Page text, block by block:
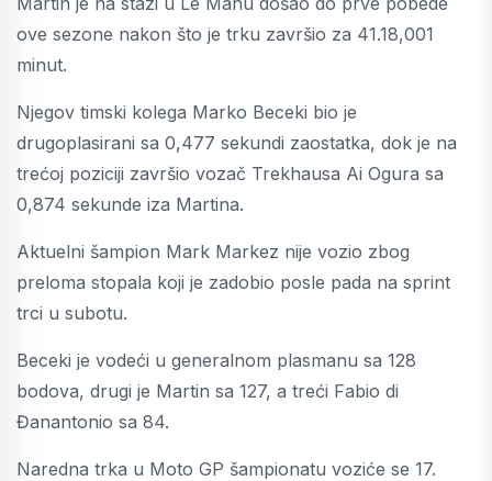
ove sezone nakon što je trku završio za 41.18,001
minut.
Njegov timski kolega Marko Beceki bio je
drugoplasirani sa 0,477 sekundi zaostatka, dok je na
trećoj poziciji završio vozač Trekhausa Ai Ogura sa
0,874 sekunde iza Martina.
Aktuelni šampion Mark Markez nije vozio zbog
preloma stopala koji je zadobio posle pada na sprint
trci u subotu.
Beceki je vodeći u generalnom plasmanu sa 128
bodova, drugi je Martin sa 127, a treći Fabio di
Đanantonio sa 84.
Naredna trka u Moto GP šampionatu voziće se 17.